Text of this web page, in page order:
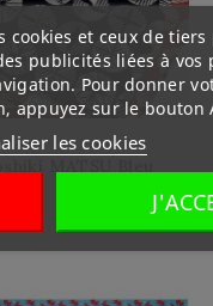
cookies et ceux de
publicités liées à vos
Pour donner
appuyez sur le bouton
les cookies